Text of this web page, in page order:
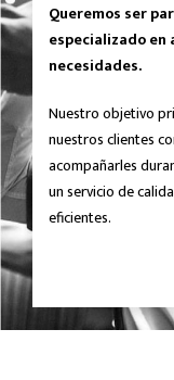
Queremos ser
especializado
necesidades.
Nuestro objetivo
nuestros clientes
acompañarles
un servicio de
eficientes.